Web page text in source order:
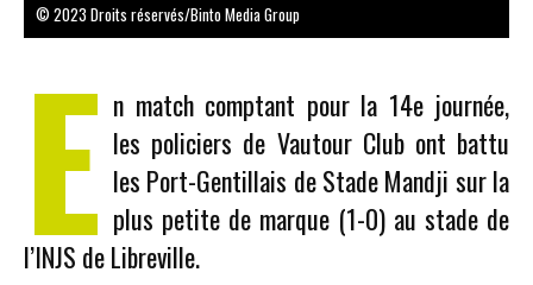
© 2023 Droits réservés/Binto Media Group
E n match comptant pour la 14e journée,
les policiers de Vautour Club ont battu
les Port-Gentillais de Stade Mandji sur la
plus petite de marque (1-0) au stade de
l’INJS de Libreville.